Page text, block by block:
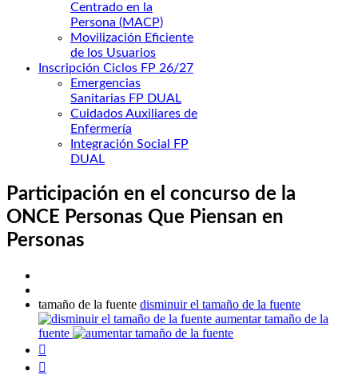
Centrado en la
Persona (MACP)
Movilización Eficiente
de los Usuarios
Inscripción Ciclos FP 26/27
Emergencias
Sanitarias FP DUAL
Cuidados Auxiliares de
Enfermería
Integración Social FP
DUAL
Participación en el concurso de la
ONCE Personas Que Piensan en
Personas
tamaño de la fuente disminuir el tamaño de la fuente
aumentar tamaño de la
fuente

